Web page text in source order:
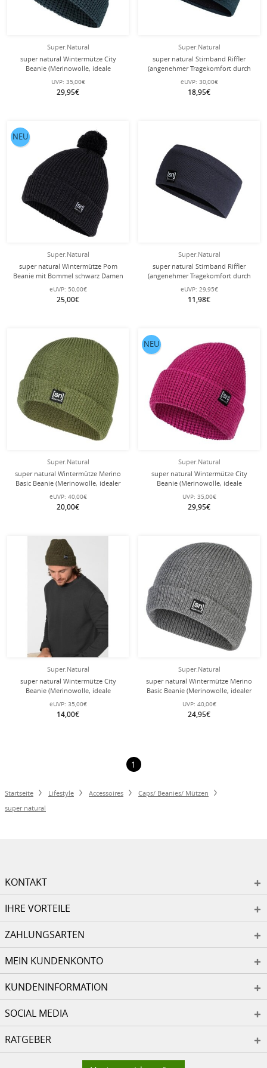
Super.Natural
super natural Wintermütze City
Beanie (Merinowolle, ideale
Thermoregulation) blau - 1 Stück
UVP: 35,00€
29,95€
Super.Natural
super natural Stirnband Riffler
(angenehmer Tragekomfort durch
Merinowolle) blau - 1 Stück
eUVP: 30,00€
18,95€
Super.Natural
super natural Wintermütze Pom
Beanie mit Bommel schwarz Damen
- 1 Stück
eUVP: 50,00€
25,00€
NEU
Super.Natural
super natural Stirnband Riffler
(angenehmer Tragekomfort durch
Merinowolle) dunkelblau - 1 Stück
eUVP: 29,95€
11,98€
Super.Natural
super natural Wintermütze Merino
Basic Beanie (Merinowolle, idealer
Wärmeschutz) grün - 1 Stück
eUVP: 40,00€
20,00€
Super.Natural
super natural Wintermütze City
Beanie (Merinowolle, ideale
Thermoregulation) fuchsia - 1 Stück
UVP: 35,00€
29,95€
NEU
Super.Natural
super natural Wintermütze City
Beanie (Merinowolle, ideale
Thermoregulation) avocado grün - 1
Stück
eUVP: 35,00€
14,00€
Super.Natural
super natural Wintermütze Merino
Basic Beanie (Merinowolle, idealer
Wärmeschutz) kaschmirgrau - 1
Stück
UVP: 40,00€
24,95€
1
Startseite Lifestyle Accessoires
Caps/ Beanies/ Mützen
super natural
KONTAKT
IHRE VORTEILE
ZAHLUNGSARTEN
MEIN KUNDENKONTO
KUNDENINFORMATION
SOCIAL MEDIA
RATGEBER